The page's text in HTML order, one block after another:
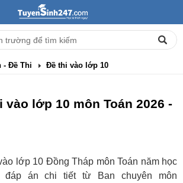
- Đề Thi Đề thi vào lớp 10
vào lớp 10 môn Toán 2026 -
lớp 10 Đồng Tháp môn Toán năm học
đáp án chi tiết từ Ban chuyên môn